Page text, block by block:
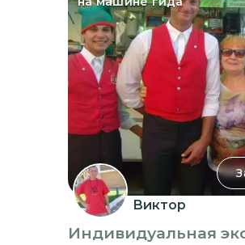
Виктор
Индивидуальная